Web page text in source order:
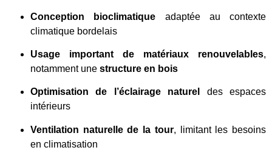
Conception bioclimatique adaptée au contexte
climatique bordelais
Usage important de matériaux renouvelables,
notamment une structure en bois
Optimisation de l’éclairage naturel
des espaces
intérieurs
Ventilation naturelle de la tour, limitant les besoins
en climatisation